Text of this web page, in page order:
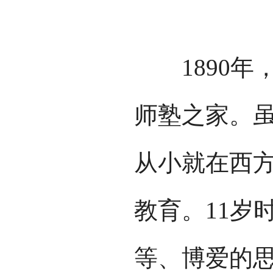
1890年，
师塾之家。
从小就在西
教育。11岁
等、博爱的